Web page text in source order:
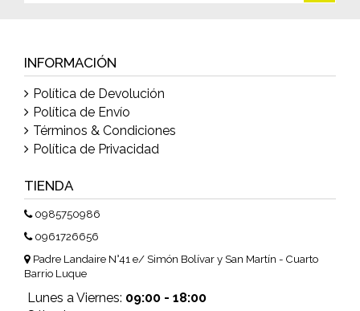
INFORMACIÓN
Política de Devolución
Política de Envío
Términos & Condiciones
Política de Privacidad
TIENDA
0985750986
0961726656
Padre Landaire N°41 e/ Simón Bolívar y San Martín - Cuarto
Barrio Luque
Lunes a Viernes: 09:00 - 18:00